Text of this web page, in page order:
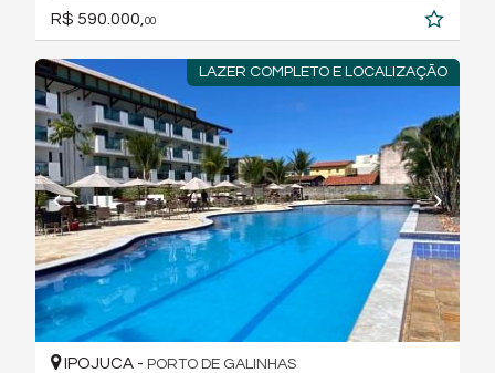
R$ 590.000,00
LAZER COMPLETO E LOCALIZAÇÃO
IPOJUCA - PORTO DE GALINHAS